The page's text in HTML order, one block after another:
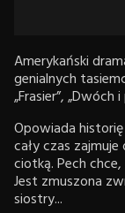
Amerykański
genialnych
„Frasier”, „Dwóch
Opowiada
cały czas
ciotką. Pech
Jest zmuszona
siostry...